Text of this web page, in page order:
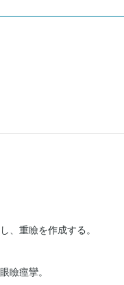
、重瞼を作成する。
瞼痙攣。